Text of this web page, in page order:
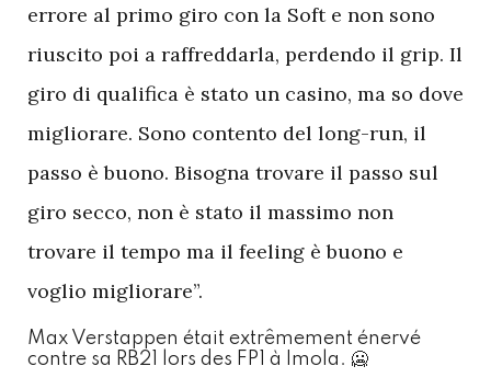
errore al primo giro con la Soft e non sono
riuscito poi a raffreddarla, perdendo il grip. Il
giro di qualifica è stato un casino, ma so dove
migliorare. Sono contento del long-run, il
passo è buono. Bisogna trovare il passo sul
giro secco, non è stato il massimo non
trovare il tempo ma il feeling è buono e
voglio migliorare”.
Max Verstappen était extrêmement énervé
contre sa RB21 lors des FP1 à Imola. 🥶